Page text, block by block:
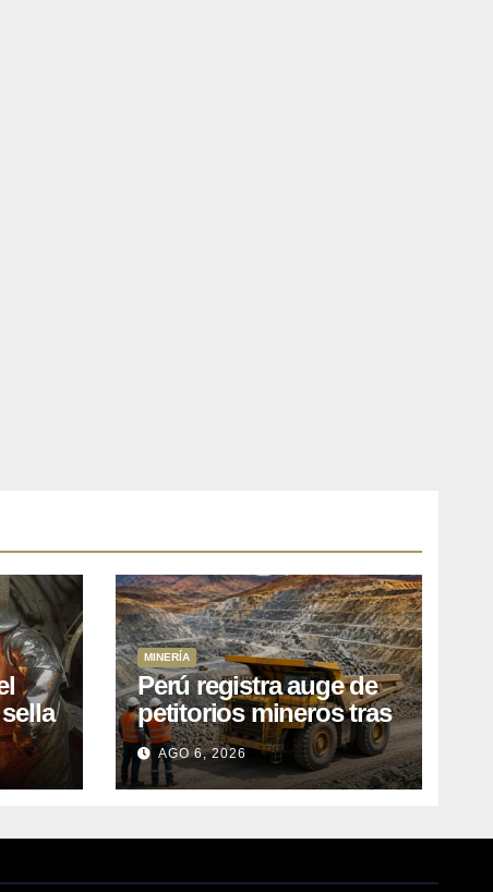
MINERÍA
Perú registra auge de
petitorios mineros tras
liberación de más de
mil concesiones para
explorar cobre y oro
AGO 6, 2026